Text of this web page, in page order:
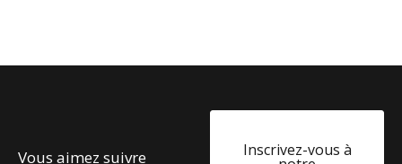
Vous aimez suivre
Inscrivez-vous à